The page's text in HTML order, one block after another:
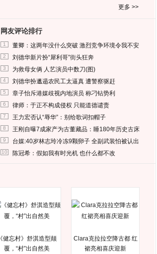
更多 >>
网友评论排行
1 董卿：这两年没什么突破 激烈竞争环境令我不安
2 刘德华新片扮“犀利哥”街头狂奔
3 为救母女俩 人艺演员中数刀(图)
4 刘德华扮邋遢农民工太逼真 遭警察驱赶
5 章子怡斥港媒歧视内地演员 称刁钻势利
6 律师：于正不构成侵权 只能道德谴责
7 王力宏否认“辱华”：别给歌词扣帽子
8 王刚自曝7成家产为古董藏品：睡180年历史古床
9 台媒:40岁林志玲冷冻9颗卵子 全副武装怕被认出
10 陈冠希：假如我有时光机 也什么都不改
《健忘村》舒淇造型颠
覆，“村”出自然美
Clara克拉拉空降古都 红
裙亮相喜庆迎新